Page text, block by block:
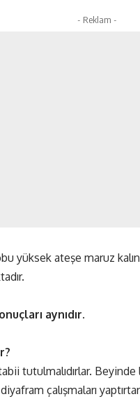
- Reklam -
yüksek ateşe maruz
aynıdır.
tutulmalıdırlar. Beyinde
çalışmaları